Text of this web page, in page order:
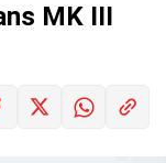
MK III